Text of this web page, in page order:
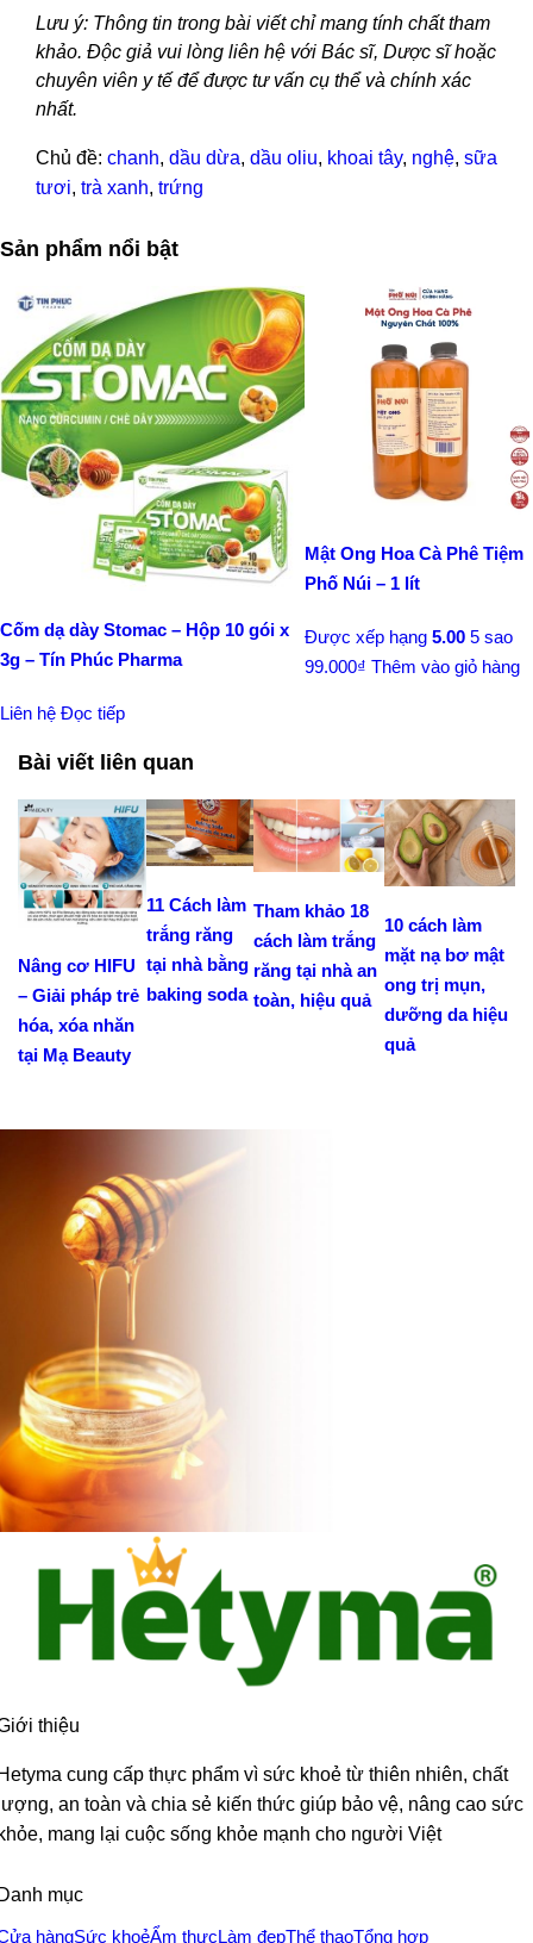
Lưu ý: Thông tin trong bài viết chỉ mang tính chất tham
khảo. Độc giả vui lòng liên hệ với Bác sĩ, Dược sĩ hoặc
chuyên viên y tế để được tư vấn cụ thể và chính xác
nhất.
Chủ đề: chanh, dầu dừa, dầu oliu, khoai tây, nghệ, sữa
tươi, trà xanh, trứng
Sản phẩm nổi bật
Cốm dạ dày Stomac – Hộp 10 gói x
3g – Tín Phúc Pharma
Liên hệ Đọc tiếp
Mật Ong Hoa Cà Phê Tiệm
Phố Núi – 1 lít
Được xếp hạng 5.00 5 sao
99.000₫ Thêm vào giỏ hàng
Bài viết liên quan
Nâng cơ HIFU
– Giải pháp trẻ
hóa, xóa nhăn
tại Mạ Beauty
11 Cách làm
trắng răng
tại nhà bằng
baking soda
Tham khảo 18
cách làm trắng
răng tại nhà an
toàn, hiệu quả
10 cách làm
mặt nạ bơ mật
ong trị mụn,
dưỡng da hiệu
quả
thiệu
cung cấp thực phẩm vì sức khoẻ từ thiên nhiên, chất
an toàn và chia sẻ kiến thức giúp bảo vệ, nâng cao sức
mang lại cuộc sống khỏe mạnh cho người Việt
mục
hàngSức khoẻẨm thựcLàm đẹpThể thaoTổng hợp